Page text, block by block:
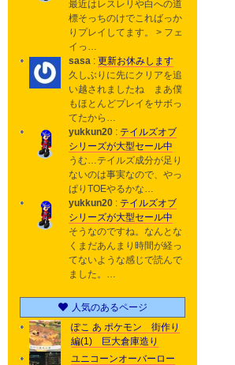
最近はレスレリや白への道
標そっちのけでこればっか
りプレイしてます。 > フェ
イっ…
sasa : 更新お休みします
久しぶりに先にクリアを追
い越されましたね まあ僕
もほとんどプレイをサボっ
てたから…
yukkun20 : テイルズオブ
シリーズが大型セール中
うむ…テイルズ成分が足り
ないのは事実なので、やっ
ぱりTOEやるかな…
yukkun20 : テイルズオブ
シリーズが大型セール中
そうなのですね。なんとな
くまだあんまり時間が経っ
てないような感じで読んで
ました。…
人気のあるページ
ぽこ あ ポケモン 街作り
編(1) 巨大倉庫造り
ユニコーンオーバーロー